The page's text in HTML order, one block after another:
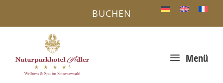
a Menü
BUCHEN